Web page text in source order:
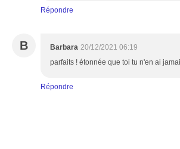
Répondre
B Barbara 20/12/2021 06:19
parfaits ! étonnée que toi tu n'en ai
Répondre